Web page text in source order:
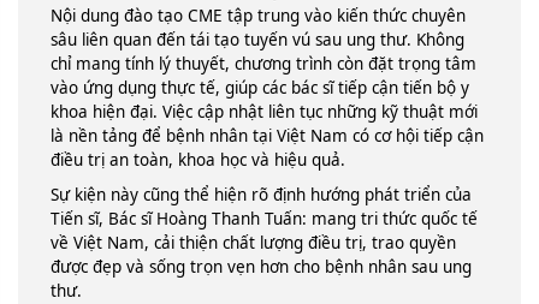
Nội dung đào tạo CME tập trung vào kiến thức chuyên
sâu liên quan đến tái tạo tuyến vú sau ung thư. Không
chỉ mang tính lý thuyết, chương trình còn đặt trọng tâm
vào ứng dụng thực tế, giúp các bác sĩ tiếp cận tiến bộ y
khoa hiện đại. Việc cập nhật liên tục những kỹ thuật mới
là nền tảng để bệnh nhân tại Việt Nam có cơ hội tiếp cận
điều trị an toàn, khoa học và hiệu quả.
Sự kiện này cũng thể hiện rõ định hướng phát triển của
Tiến sĩ, Bác sĩ Hoàng Thanh Tuấn: mang tri thức quốc tế
về Việt Nam, cải thiện chất lượng điều trị, trao quyền
được đẹp và sống trọn vẹn hơn cho bệnh nhân sau ung
thư.